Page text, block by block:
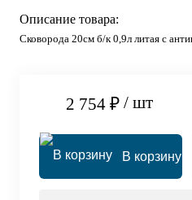
Описание товара:
Сковорода 20см б/к 0,9л литая с
2 754 ₽ / шт
В корзину